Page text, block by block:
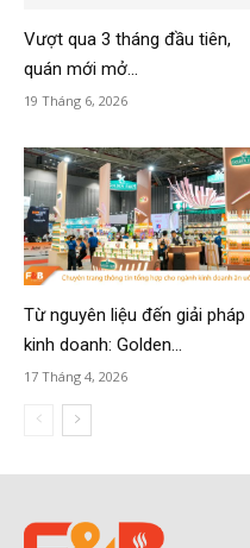
Vượt qua 3 tháng đầu tiên,
quán mới mở...
19 Tháng 6, 2026
Từ nguyên liệu đến giải pháp
kinh doanh: Golden...
17 Tháng 4, 2026